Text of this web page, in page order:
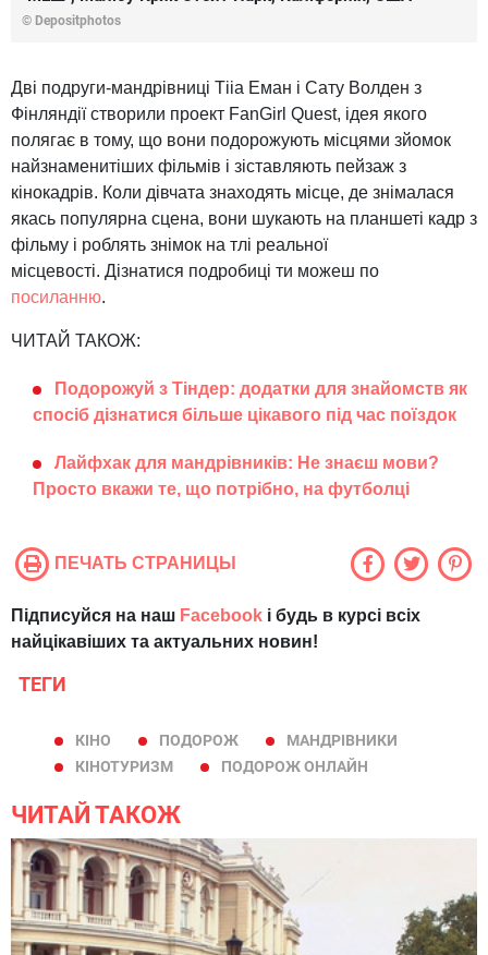
© Depositphotos
Дві подруги-мандрівниці Тііа Еман і Сату Волден з
Фінляндії створили проект FanGirl Quest, ідея якого
полягає в тому, що вони подорожують місцями зйомок
найзнаменитіших фільмів і зіставляють пейзаж з
кінокадрів. Коли дівчата знаходять місце, де знімалася
якась популярна сцена, вони шукають на планшеті кадр з
фільму і роблять знімок на тлі реальної
місцевості. Дізнатися подробиці ти можеш по
посиланню.
ЧИТАЙ ТАКОЖ:
Подорожуй з Тіндер: додатки для знайомств як
спосіб дізнатися більше цікавого під час поїздок
Лайфхак для мандрівників: Не знаєш мови?
Просто вкажи те, що потрібно, на футболці
ПЕЧАТЬ СТРАНИЦЫ
Підписуйся на наш Facebook і будь в курсі всіх
найцікавіших та актуальних новин!
ТЕГИ
КІНО ПОДОРОЖ
МАНДРІВНИКИ
КІНОТУРИЗМ
ПОДОРОЖ ОНЛАЙН
ЧИТАЙ ТАКОЖ